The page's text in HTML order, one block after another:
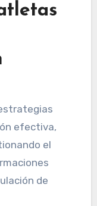
efectiva,
el
de